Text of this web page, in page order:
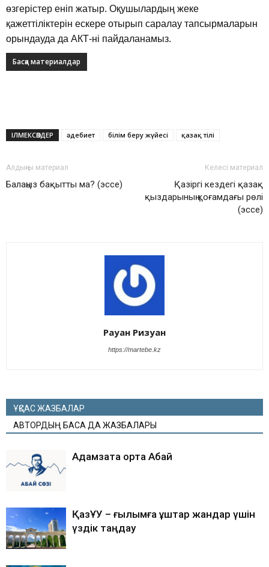
өзгерістер еніп жатыр. Оқушылардың жеке
қажеттіліктерін ескере отырып саралау тапсырмаларын
орындауда да АКТ-ні пайдаланамыз.
Басқа материалдар
ІЛМЕКСӨЗДЕР әдебиет білім беру жүйесі қазақ тілі
Алдыңғы материал
Балаңыз бақытты ма? (эссе)
Келесі материал
Қазіргі кездегі қазақ
қыздарының қоғамдағы рөлі
(эссе)
Рауан Ризуан
https://martebe.kz
ҰҚСАС ЖАЗБАЛАР
АВТОРДЫҢ БАСҚА ДА ЖАЗБАЛАРЫ
Адамзатқа ортақ Абай
ҚазҰУ – ғылымға құштар жандар үшін
үздік таңдау